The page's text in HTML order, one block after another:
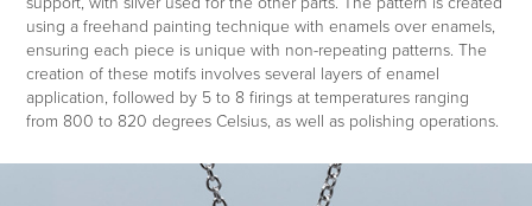
using a freehand painting technique with enamels over enamels,
ensuring each piece is unique with non-repeating patterns. The
creation of these motifs involves several layers of enamel
application, followed by 5 to 8 firings at temperatures ranging
from 800 to 820 degrees Celsius, as well as polishing operations.